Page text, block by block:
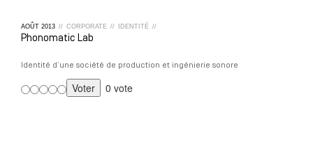
AOÛT 2013 // CORPORATE // IDENTITÉ //
Phonomatic Lab
Identité d’une société de production et ingénierie sonore
0 vote